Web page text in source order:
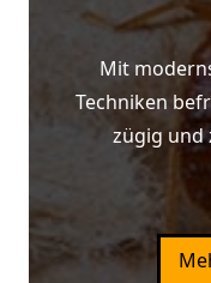
Mit
Techniken
zügig und